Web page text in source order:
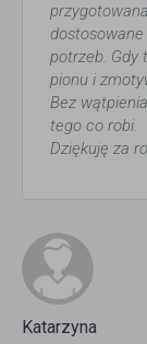
potrzeb. Gdy
pionu i
Bez
tego co robi.
Dziękuję za
Katarzyna